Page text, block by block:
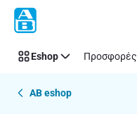
Παράλειψη
Eshop Προσφορές
AB eshop